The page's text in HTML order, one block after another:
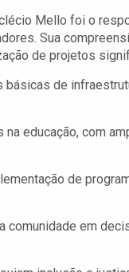
Mello foi o
Sua
de projetos
básicas de
na educação, com
de
comunidade em